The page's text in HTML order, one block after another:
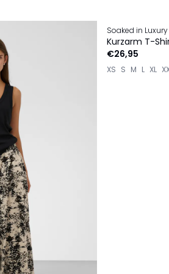
Soaked in Luxury
Kurzarm T-
€26,95
XS S M L XL